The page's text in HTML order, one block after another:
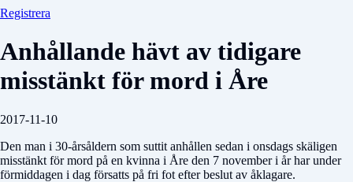
Registrera
Anhållande hävt av tidigare
misstänkt för mord i Åre
2017-11-10
Den man i 30-årsåldern som suttit anhållen sedan i onsdags skäligen
misstänkt för mord på en kvinna i Åre den 7 november i år har under
förmiddagen i dag försatts på fri fot efter beslut av åklagare.